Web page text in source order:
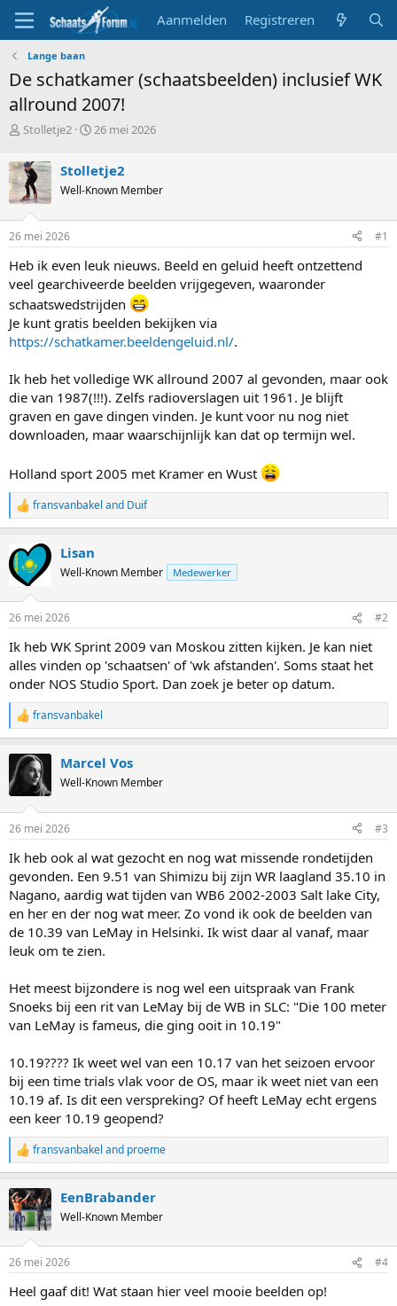
Aanmelden Registreren
Lange baan
De schatkamer (schaatsbeelden) inclusief WK
allround 2007!
T
p
i
c
s
t
a
t
e
r
Stolletje2
S
r
t
a
m
26 mei 2026
Stolletje2
Well-Known Member
26 mei 2026 #1
Heb ik even leuk nieuws. Beeld en geluid heeft ontzettend
veel gearchiveerde beelden vrijgegeven, waaronder
schaatswedstrijden
Je kunt gratis beelden bekijken via
https://schatkamer.beeldengeluid.nl/.
Ik heb het volledige WK allround 2007 al gevonden, maar ook
die van 1987(!!!). Zelfs radioverslagen uit 1961. Je blijft
graven en gave dingen vinden. Je kunt voor nu nog niet
downloaden, maar waarschijnlijk kan dat op termijn wel.
Holland sport 2005 met Kramer en Wust
R
e
c
t
i
s
fransvanbakel and Duif
Lisan
Well-Known Member Medewerker
26 mei 2026 #2
Ik heb WK Sprint 2009 van Moskou zitten kijken. Je kan niet
alles vinden op 'schaatsen' of 'wk afstanden'. Soms staat het
onder NOS Studio Sport. Dan zoek je beter op datum.
R
e
c
t
s
fransvanbakel
Marcel Vos
Well-Known Member
26 mei 2026 #3
Ik heb ook al wat gezocht en nog wat missende rondetijden
gevonden. Een 9.51 van Shimizu bij zijn WR laagland 35.10 in
Nagano, aardig wat tijden van WB6 2002-2003 Salt lake City,
en her en der nog wat meer. Zo vond ik ook de beelden van
de 10.39 van LeMay in Helsinki. Ik wist daar al vanaf, maar
leuk om te zien.
Het meest bijzondere is nog wel een uitspraak van Frank
Snoeks bij een rit van LeMay bij de WB in SLC: "Die 100 meter
van LeMay is fameus, die ging ooit in 10.19"
10.19???? Ik weet wel van een 10.17 van het seizoen ervoor
bij een time trials vlak voor de OS, maar ik weet niet van een
10.19 af. Is dit een verspreking? Of heeft LeMay echt ergens
een keer 10.19 geopend?
R
e
c
t
i
s
fransvanbakel and proeme
EenBrabander
Well-Known Member
26 mei 2026 #4
Heel gaaf dit! Wat staan hier veel mooie beelden op!